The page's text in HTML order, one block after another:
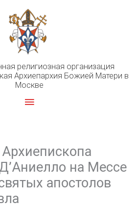
религиозная организация
Архиепархия Божией Матери в
Москве
Главное
на Мессе
апостолов